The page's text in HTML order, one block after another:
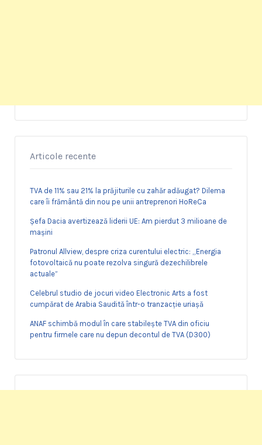
Articole recente
TVA de 11% sau 21% la prăjiturile cu zahăr adăugat? Dilema
care îi frământă din nou pe unii antreprenori HoReCa
Șefa Dacia avertizează liderii UE: Am pierdut 3 milioane de
mașini
Patronul Allview, despre criza curentului electric: „Energia
fotovoltaică nu poate rezolva singură dezechilibrele
actuale”
Celebrul studio de jocuri video Electronic Arts a fost
cumpărat de Arabia Saudită într-o tranzacție uriașă
ANAF schimbă modul în care stabilește TVA din oficiu
pentru firmele care nu depun decontul de TVA (D300)